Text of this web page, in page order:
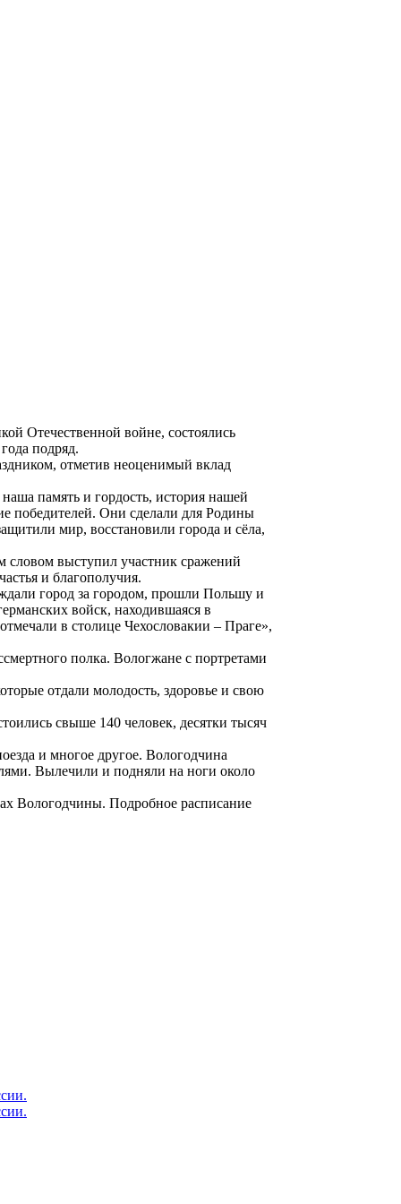
Отечественной войне, состоялись
подряд.
отметив неоценимый вклад
память и гордость, история нашей
победителей. Они сделали для Родины
мир, восстановили города и сёла,
выступил участник сражений
и благополучия.
город за городом, прошли Польшу и
войск, находившаяся в
в столице Чехословакии – Праге»,
полка. Вологжане с портретами
отдали молодость, здоровье и свою
свыше 140 человек, десятки тысяч
и многое другое. Вологодчина
Вылечили и подняли на ноги около
Вологодчины. Подробное расписание